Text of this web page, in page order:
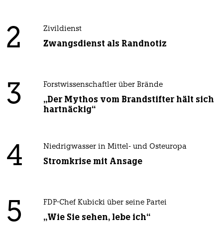
2 Zivildienst
Zwangsdienst als Randnotiz
3 Forstwissenschaftler über Brände
„Der Mythos vom Brandstifter hält sich
hartnäckig“
4 Niedrigwasser in Mittel- und Osteuropa
Stromkrise mit Ansage
5 FDP-Chef Kubicki über seine Partei
„Wie Sie sehen, lebe ich“